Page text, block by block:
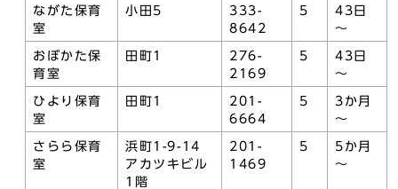
ながた保育
室
小田5
333-
8642
5
43日
～
おぼかた保
育室
田町1
276-
2169
5
43日
～
ひより保育
室
田町1
201-
6664
5
3か月
～
さらら保育
室
浜町1-9-14
アカツキビル
1階
201-
1469
5
5か月
～